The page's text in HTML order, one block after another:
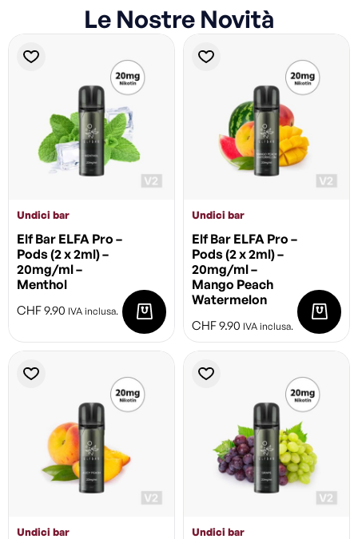
Le Nostre Novità
Undici bar
Elf Bar ELFA Pro –
Pods (2 x 2ml) –
20mg/ml –
Menthol
CHF9.90 IVA inclusa.
Undici bar
Elf Bar ELFA Pro –
Pods (2 x 2ml) –
20mg/ml –
Mango Peach
Watermelon
CHF9.90 IVA inclusa.
Undici bar Undici bar